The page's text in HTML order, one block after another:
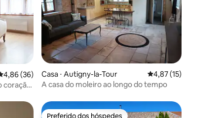
de uma avaliação média de 5, 36 avaliações
4,86 (36)
coração
Casa ⋅ Autigny-la-Tour 4,87 de uma
4,87 (15)
A casa do moleiro ao longo do tempo
Preferido dos hóspedes